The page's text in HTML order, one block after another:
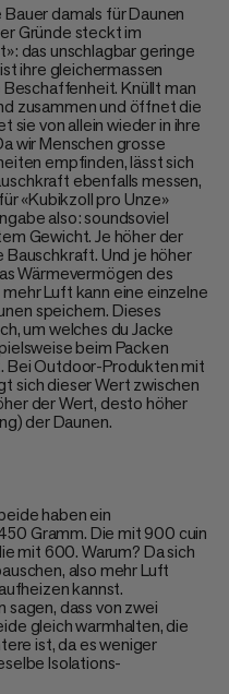
damals für Daunen
Gründe steckt im
das unschlagbar geringe
ihre gleichermassen
Knüllt man
zusammen und öffnet die
sie von allein wieder in ihre
wir Menschen grosse
empfinden, lässt sich
ebenfalls messen,
«Kubikzoll pro Unze»
also: soundsoviel
Gewicht. Je höher der
Und je höher
Wärmevermögen des
Luft kann eine einzelne
speichern. Dieses
um welches du Jacke
beim Packen
Bei Outdoor-Produkten mit
sich dieser Wert zwischen
der Wert, desto höher
der Daunen.
haben ein
Gramm. Die mit 900 cuin
mit 600. Warum? Da sich
also mehr Luft
kannst.
sagen, dass von zwei
gleich warmhalten, die
ist, da es weniger
Isolations-